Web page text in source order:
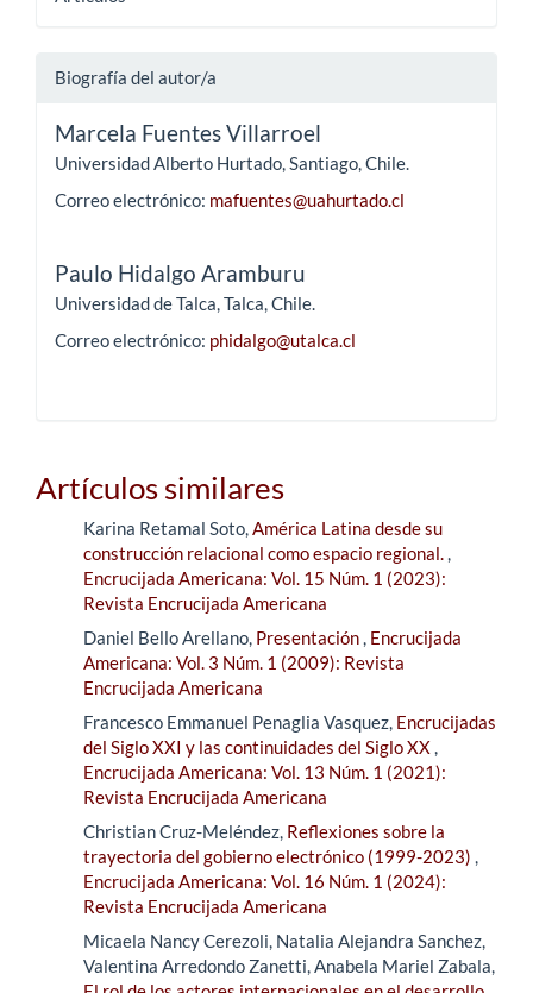
Biografía del autor/a
Marcela Fuentes Villarroel
Universidad Alberto Hurtado, Santiago, Chile.
Correo electrónico: mafuentes@uahurtado.cl
Paulo Hidalgo Aramburu
Universidad de Talca, Talca, Chile.
Correo electrónico: phidalgo@utalca.cl
Artículos similares
Karina Retamal Soto,América Latina desde su
construcción relacional como espacio regional.,
Encrucijada Americana: Vol. 15 Núm. 1 (2023):
Revista Encrucijada Americana
Daniel Bello Arellano, Presentación, Encrucijada
Americana: Vol. 3 Núm. 1 (2009): Revista
Encrucijada Americana
Francesco Emmanuel Penaglia Vasquez, Encrucijadas
del Siglo XXI y las continuidades del Siglo XX,
Encrucijada Americana: Vol. 13 Núm. 1 (2021):
Revista Encrucijada Americana
Christian Cruz-Meléndez, Reflexiones sobre la
trayectoria del gobierno electrónico (1999-2023) ,
Encrucijada Americana: Vol. 16 Núm. 1 (2024):
Revista Encrucijada Americana
Micaela Nancy Cerezoli, Natalia Alejandra Sanchez,
Valentina Arredondo Zanetti, Anabela Mariel Zabala,